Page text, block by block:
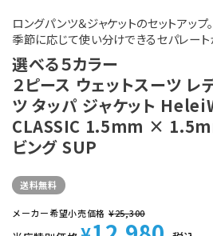
ロングパンツ＆ジャケットのセットアップ。
季節に応じて使い分けできるセパレート
選べる５カラー
２ピース ウェットスーツ レ
ツ タッパ ジャケット
CLASSIC 1.5mm ×
ビング SUP
送料無料
メーカー希望小売価格 ¥25,300